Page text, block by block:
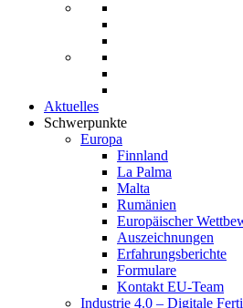
Aktuelles
Schwerpunkte
Europa
Finnland
La Palma
Malta
Rumänien
Europäischer
Auszeichnungen
Erfahrungsberichte
Formulare
Kontakt EU-Team
Industrie 4.0 – Digitale